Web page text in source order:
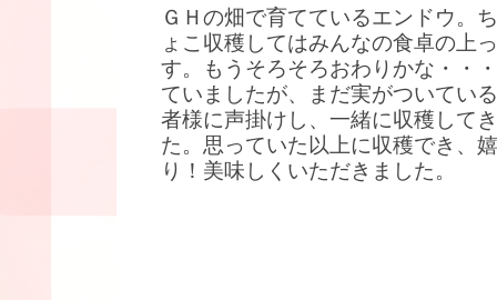
ＧＨの畑で育てているエンドウ。
ょこ収穫してはみんなの食卓の上
す。もうそろそろおわりかな・・
ていましたが、まだ実がついてい
者様に声掛けし、一緒に収穫して
た。思っていた以上に収穫でき、
り！美味しくいただきました。